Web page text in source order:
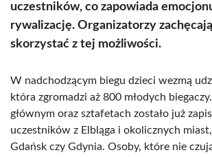
uczestników, co zapowiada
rywalizację. Organizatorzy
skorzystać z tej możliwości.
W nadchodzącym biegu dzieci wezmą
która zgromadzi aż 800 młodych
głównym oraz sztafetach zostało już
uczestników z Elbląga i okolicznych
Gdańsk czy Gdynia. Osoby, które nie